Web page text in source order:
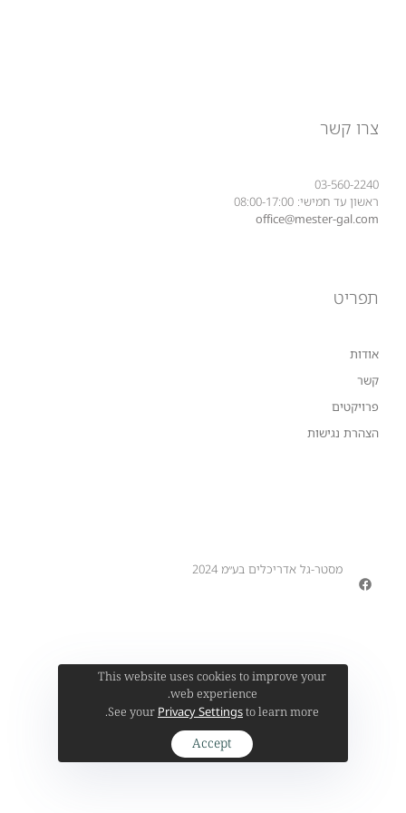
צרו קשר
03-560-2240
ראשון עד חמישי: 08:00-17:00
office@mester-gal.com
תפריט
אודות
קשר
פרויקטים
הצהרת נגישות
מסטר-גל אדריכלים בע״מ 2024
This website uses cookies to improve your
web experience.
See your Privacy Settingsto learn more.
Accept